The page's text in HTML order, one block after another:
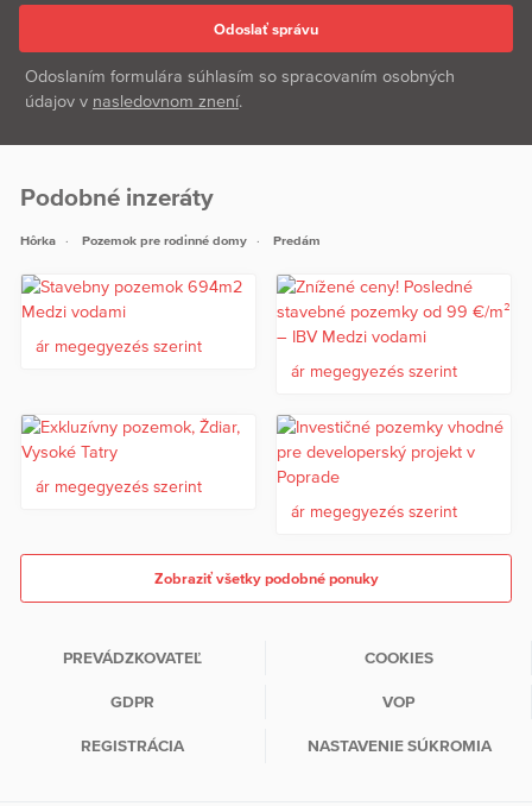
Odoslaním formulára súhlasím so spracovaním osobných
údajov v nasledovnom znení.
Podobné inzeráty
Hôrka Pozemok pre rodinné domy Predám
ár megegyezés szerint
ár megegyezés szerint
ár megegyezés szerint
ár megegyezés szerint
Zobraziť všetky podobné ponuky
PREVÁDZKOVATEĽ COOKIES
GDPR VOP
REGISTRÁCIA NASTAVENIE SÚKROMIA